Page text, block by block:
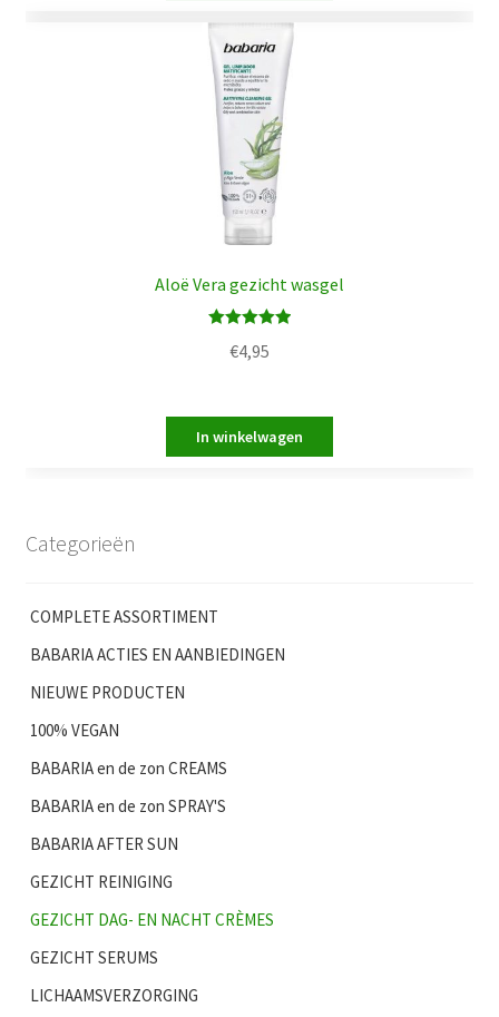
Aloë Vera gezicht wasgel
uit 5
€4,95
Categorieën
COMPLETE ASSORTIMENT
BABARIA ACTIES EN AANBIEDINGEN
NIEUWE PRODUCTEN
100% VEGAN
BABARIA en de zon CREAMS
BABARIA en de zon SPRAY'S
BABARIA AFTER SUN
GEZICHT REINIGING
GEZICHT DAG- EN NACHT CRÈMES
GEZICHT SERUMS
LICHAAMSVERZORGING